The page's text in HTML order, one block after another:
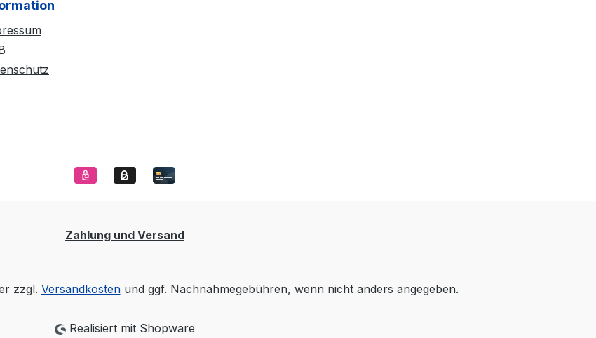
Zahlung und Versand
zzgl. Versandkostenund ggf. Nachnahmegebühren, wenn nicht anders angegeben.
Realisiert mit Shopware